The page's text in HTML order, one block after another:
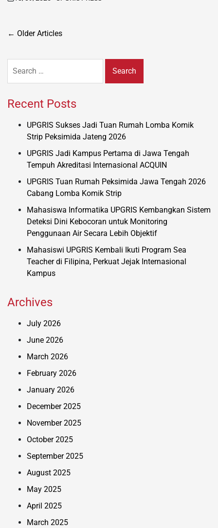
on
Posts
← Older Articles
for:
Recent Posts
UPGRIS Sukses Jadi Tuan Rumah Lomba Komik
Strip Peksimida Jateng 2026
UPGRIS Jadi Kampus Pertama di Jawa Tengah
Tempuh Akreditasi Internasional ACQUIN
UPGRIS Tuan Rumah Peksimida Jawa Tengah 2026
Cabang Lomba Komik Strip
Mahasiswa Informatika UPGRIS Kembangkan Sistem
Deteksi Dini Kebocoran untuk Monitoring
Penggunaan Air Secara Lebih Objektif
Mahasiswi UPGRIS Kembali Ikuti Program Sea
Teacher di Filipina, Perkuat Jejak Internasional
Kampus
Archives
July 2026
June 2026
March 2026
February 2026
January 2026
December 2025
November 2025
October 2025
September 2025
August 2025
May 2025
April 2025
March 2025